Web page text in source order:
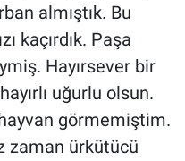
almıştık. Bu
kaçırdık. Paşa
Hayırsever bir
uğurlu olsun.
görmemiştim.
zaman ürkütücü